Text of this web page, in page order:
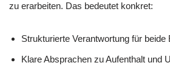
zu erarbeiten. Das bedeutet konkret:
Strukturierte Verantwortung für beide
Klare Absprachen zu Aufenthalt und